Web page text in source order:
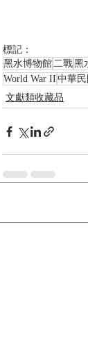
標記：
黑水博物館二戰黑
World War II 中華民
文獻類收藏品